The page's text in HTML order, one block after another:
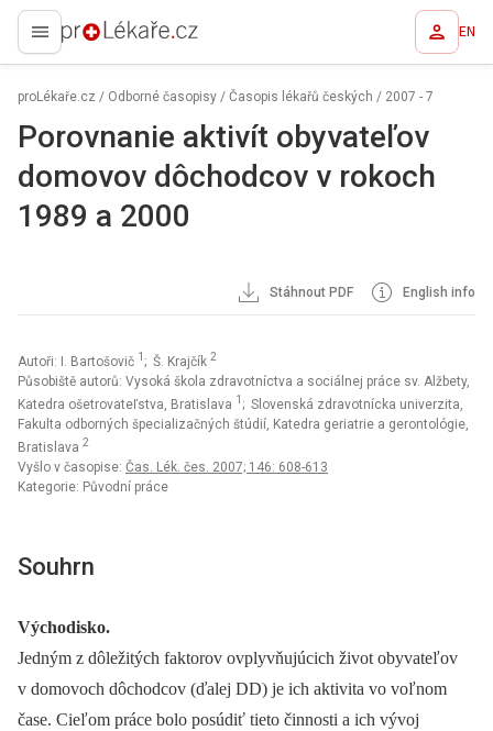
proLékaře.cz EN
proLékaře.cz / Odborné časopisy / Časopis lékařů českých / 2007 - 7
Porovnanie aktivít obyvateľov
domovov dôchodcov v rokoch
1989 a 2000
Stáhnout PDF English info
Autoři: I. Bartošovič 1 ; Š. Krajčík 2
Působiště autorů: Vysoká škola zdravotníctva a sociálnej práce sv. Alžbety,
Katedra ošetrovateľstva, Bratislava 1 ; Slovenská zdravotnícka univerzita,
Fakulta odborných špecializačných štúdií, Katedra geriatrie a gerontológie,
Bratislava 2
Vyšlo v časopise: Čas. Lék. čes. 2007; 146: 608-613
Kategorie: Původní práce
Souhrn
Východisko.
Jedným z dôležitých faktorov ovplyvňujúcich život obyvateľov
v domovoch dôchodcov (ďalej DD) je ich aktivita vo voľnom
čase. Cieľom práce bolo posúdiť tieto činnosti a ich vývoj